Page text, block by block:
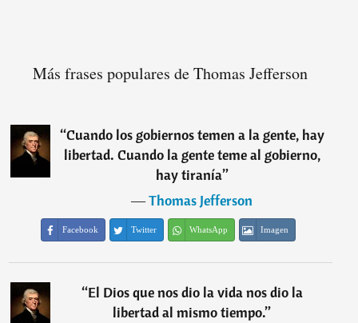
Más frases populares de Thomas Jefferson
“Cuando los gobiernos temen a la gente, hay
libertad. Cuando la gente teme al gobierno,
hay tiranía”
―Thomas Jefferson
Facebook Twitter WhatsApp Imagen
“El Dios que nos dio la vida nos dio la
libertad al mismo tiempo.”